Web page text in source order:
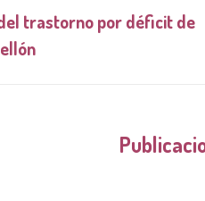
trastorno por déficit de